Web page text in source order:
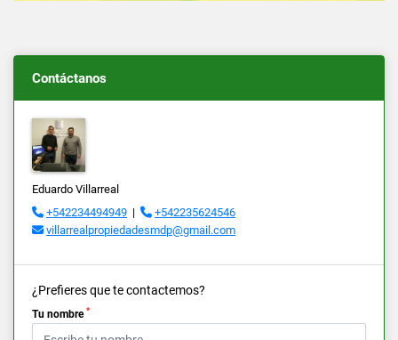
Contáctanos
Eduardo Villarreal
+542234494949 |
+542235624546
villarrealpropiedadesmdp@gmail.com
¿Prefieres que te contactemos?
Tu nombre *